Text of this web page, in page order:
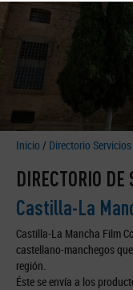
Inicio / Directorio
DIRECTORIO DE
Castilla-La
Castilla-La Mancha Film
castellano-manchegos
región.
Éste se envía a los